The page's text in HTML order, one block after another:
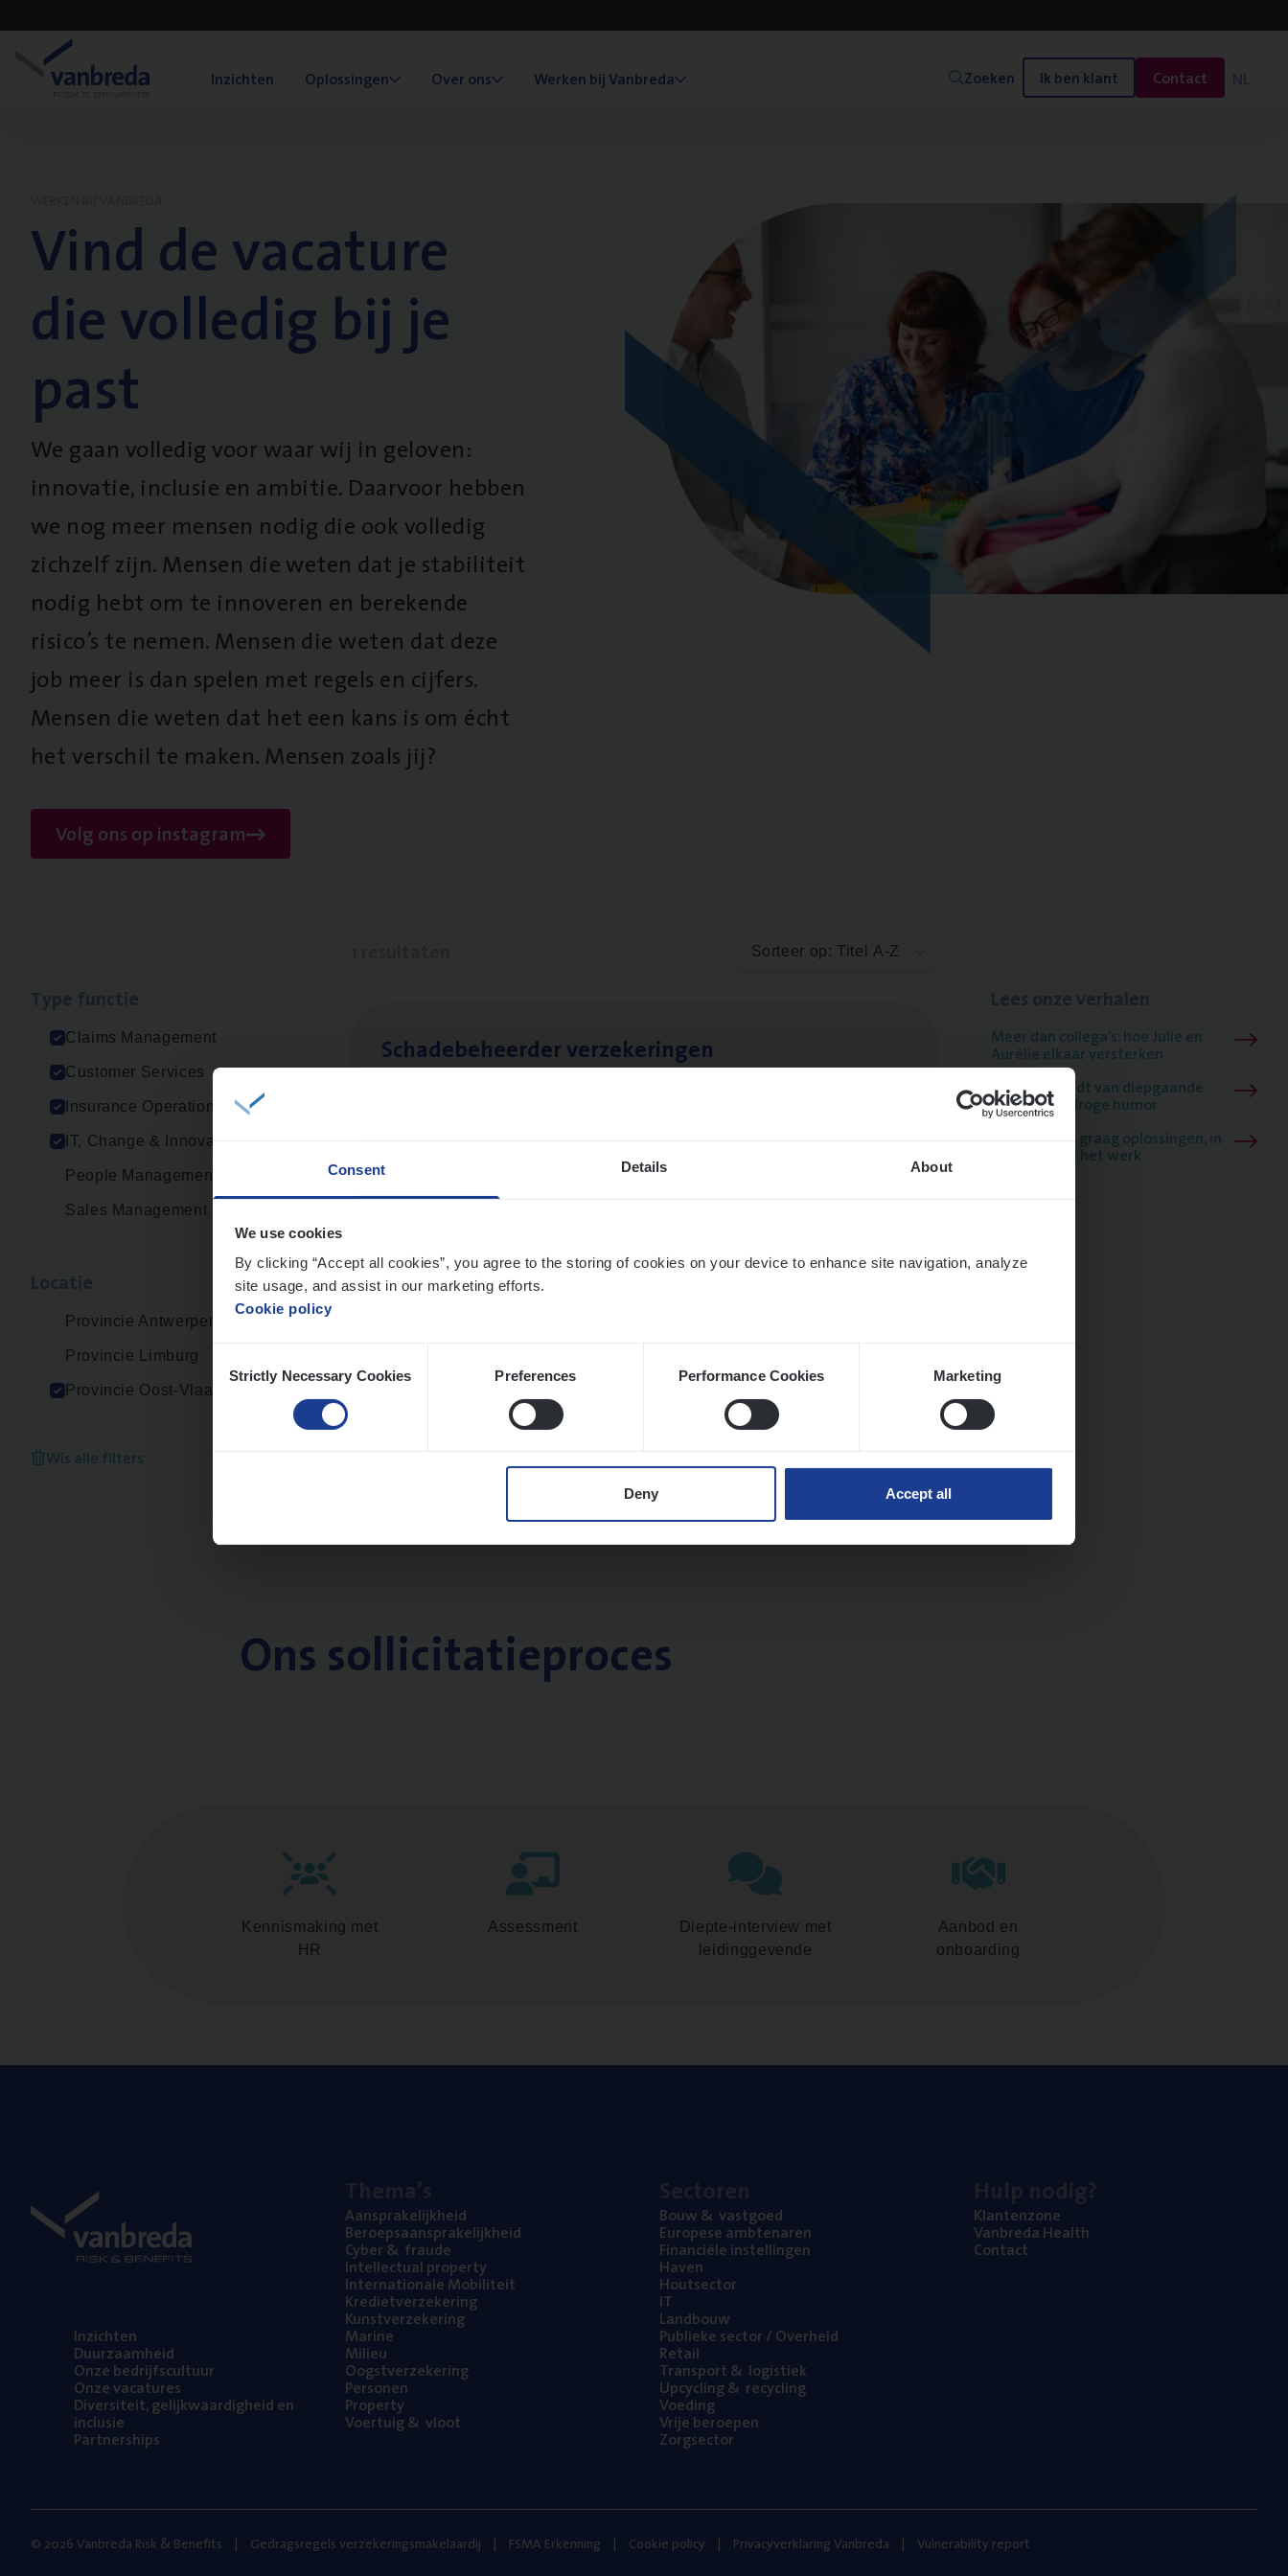
Consent Details About
We use cookies
By clicking “Accept all cookies”, you agree to the storing of cookies on your device to enhance site navigation, analyze
site usage, and assist in our marketing efforts.
Cookie policy
Selection
Strictly Necessary Cookies Preferences Performance Cookies Marketing
Deny Accept all
Inzichten Oplossingen Over ons Werken bij Vanbreda Zoeken Ik ben klant Contact NL
Vind de vacature
die volledig bij je
past
We gaan volledig voor waar wij in geloven:
innovatie, inclusie en ambitie. Daarvoor hebben
we nog meer mensen nodig die ook volledig
zichzelf zijn. Mensen die weten dat je stabiliteit
nodig hebt om te innoveren en berekende
risico’s te nemen. Mensen die weten dat deze
job meer is dan spelen met regels en cijfers.
Mensen die weten dat het een kans is om écht
het verschil te maken. Mensen zoals jij?
Volg ons op instagram
Claims Management
Customer Services
Insurance Operations
IT, Change & Innovation
People Management
Sales Management
Provincie Antwerpen
Provincie Limburg
Provincie Oost-Vlaanderen
Wis alle filters
Sorteer op: Titel A-Z
Scha­de­be­heer­der verzekeringen Meer dan collega’s: hoe Julie en
Aurélie elkaar versterken
Mathias houdt van diepgaande
dossiers én droge humor
Thalia zoekt graag oplossingen, in
games én op het werk
Ons sollicitatieproces
Kennismaking met
HR
Assessment
Diepte-interview met
leidinggevende
Aanbod en
onboarding
Inzich­ten
Duur­zaam­heid
Onze bedrijfs­cul­tuur
Onze vaca­tu­res
Diver­si­teit, gelijk­waar­dig­heid en
inclusie
Part­ner­ships
Aan­spra­ke­lijk­heid
Beroeps­aan­spra­ke­lijk­heid
Cyber& fraude
Intel­lec­tu­al property
Inter­na­ti­o­na­le Mobiliteit
Kre­diet­ver­ze­ke­ring
Kunst­ver­ze­ke­ring
Mari­ne
Mili­eu
Oogst­ver­ze­ke­ring
Per­so­nen
Pro­per­ty
Voer­tuig& vloot
Bouw& vastgoed
Euro­pe­se ambtenaren
Finan­ci­ë­le instellingen
Haven
Hout­sec­tor
IT
Land­bouw
Publie­ke sec­tor / Overheid
Retail
Trans­port& logistiek
Upcy­cling& recycling
Voe­ding
Vrije beroe­pen
Zorg­sec­tor
Klan­ten­zo­ne
Van­b­re­da Health
Con­tact
© 2026 Vanbreda Risk & Benefits Gedragsregels verzekeringsmakelaardij FSMA Erkenning Cookie policy Privacyverklaring Vanbreda Vulnerability report